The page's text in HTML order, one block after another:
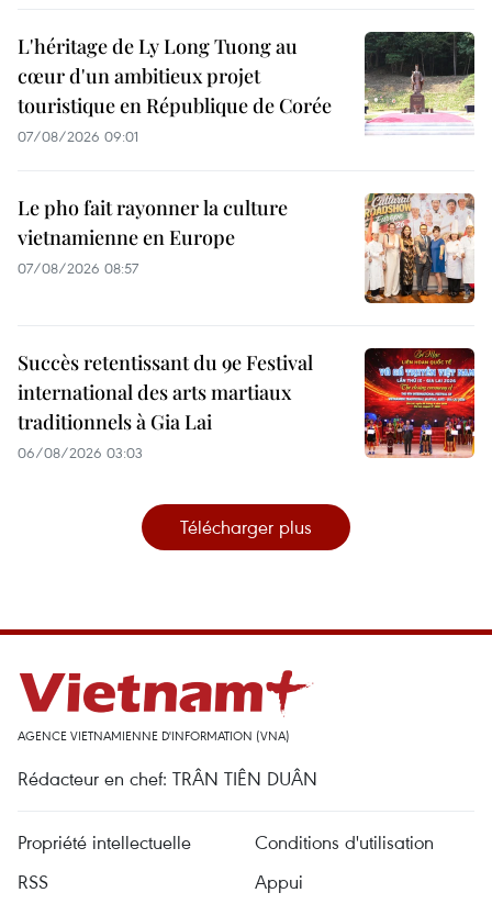
L'héritage de Ly Long Tuong au
cœur d'un ambitieux projet
touristique en République de Corée
07/08/2026 09:01
Le pho fait rayonner la culture
vietnamienne en Europe
07/08/2026 08:57
Succès retentissant du 9e Festival
international des arts martiaux
traditionnels à Gia Lai
06/08/2026 03:03
Télécharger plus
AGENCE VIETNAMIENNE D'INFORMATION (VNA)
Rédacteur en chef: TRÂN TIÊN DUÂN
Propriété intellectuelle
Conditions d'utilisation
RSS
Appui